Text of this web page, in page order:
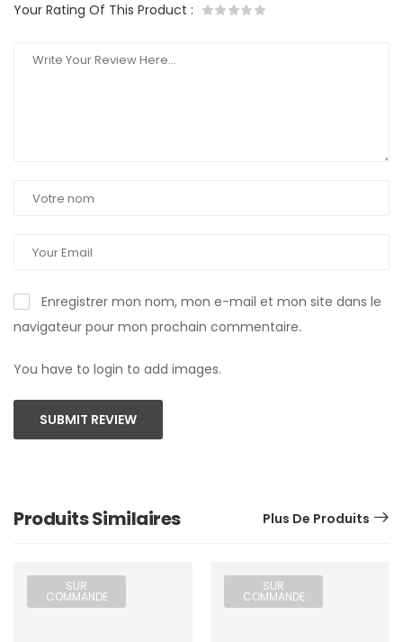
Your Rating Of This Product :
Enregistrer mon nom, mon e-mail et mon site dans le
navigateur pour mon prochain commentaire.
You have to login to add images.
SUBMIT REVIEW
Produits Similaires Plus De Produits
SUR
COMMANDE
SUR
COMMANDE